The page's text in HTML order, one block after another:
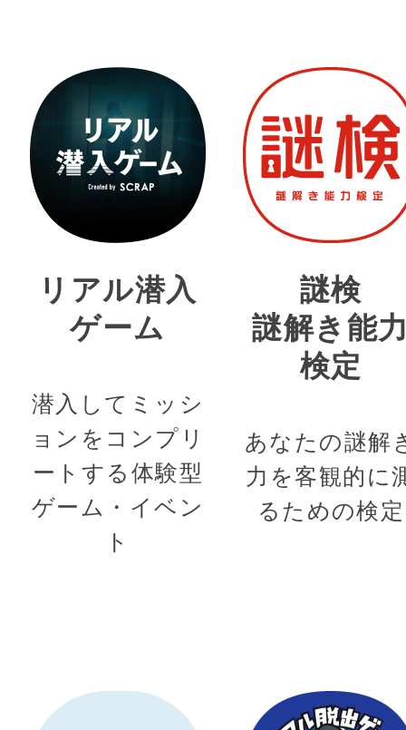
リアル潜入
ゲーム
潜入してミッシ
ョンをコンプリ
ートする体験型
ゲーム・イベン
ト
謎検
謎解き能
検定
あなたの謎解
力を客観的に
るための検定